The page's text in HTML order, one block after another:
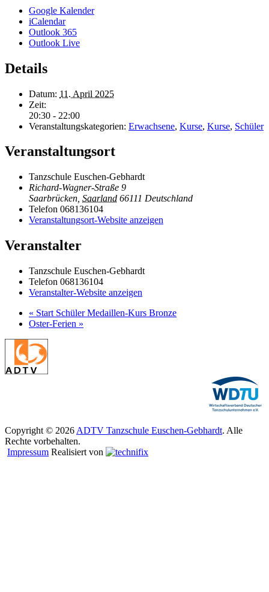
Google Kalender
iCalendar
Outlook 365
Outlook Live
Details
Datum: 11. April 2025
Zeit:
20:30 - 22:00
Veranstaltungskategorien: Erwachsene, Kurse, Kurse, Schüler
Veranstaltungsort
Tanzschule Euschen-Gebhardt
Richard-Wagner-Straße 9
Saarbrücken Saarland 66111 Deutschland
Telefon 068136104
Veranstaltungsort-Website anzeigen
Veranstalter
Tanzschule Euschen-Gebhardt
Telefon 068136104
Veranstalter-Website anzeigen
« Start Schüler Medaillen-Kurs Bronze
Oster-Ferien »
Copyright © 2026 ADTV Tanzschule Euschen-Gebhardt. Alle
Rechte vorbehalten.
Impressum Realisiert von